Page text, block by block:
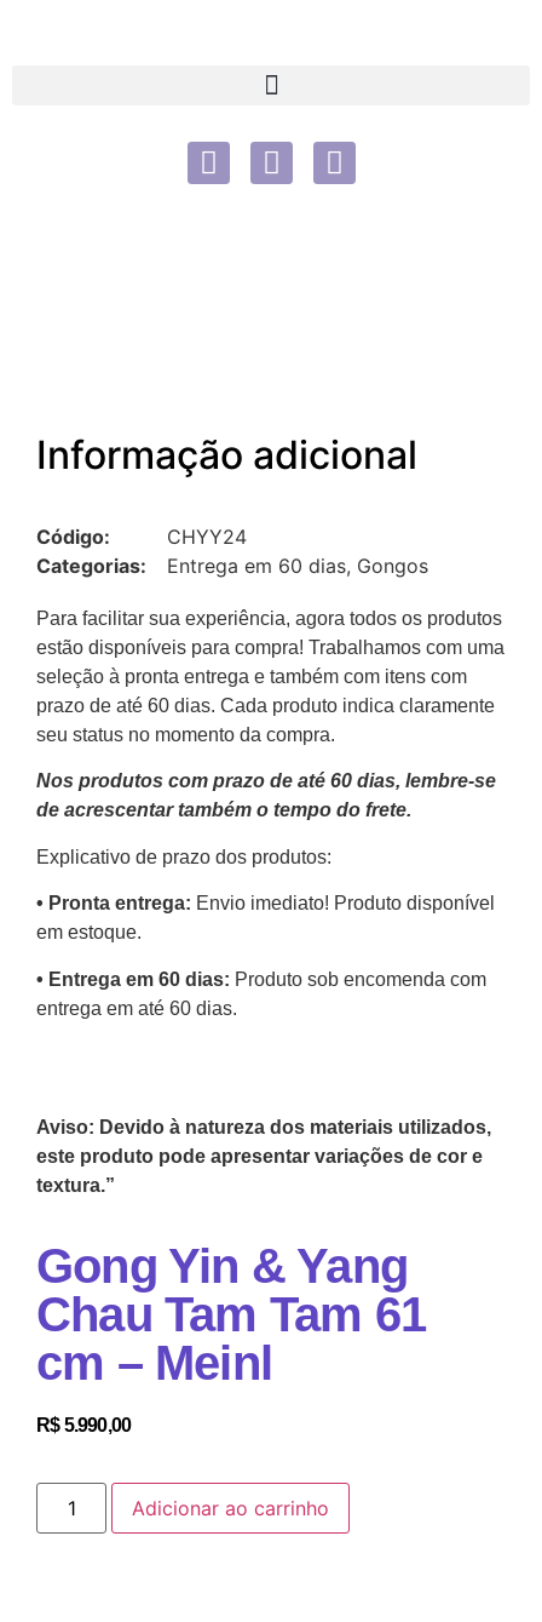
Informação adicional
Código:
CHYY24
Categorias:
Entrega em 60 dias, Gongos
Para facilitar sua experiência, agora todos os produtos
estão disponíveis para compra! Trabalhamos com uma
seleção à pronta entrega e também com itens com
prazo de até 60 dias. Cada produto indica claramente
seu status no momento da compra.
Nos produtos com prazo de até 60 dias, lembre-se
de acrescentar também o tempo do frete.
Explicativo de prazo dos produtos:
•⁠ ⁠Pronta entrega: Envio imediato! Produto disponível
em estoque.
•⁠ Entrega em 60 dias: Produto sob encomenda com
entrega em até 60 dias.
Aviso: Devido à natureza dos materiais utilizados,
este produto pode apresentar variações de cor e
textura.”
Gong Yin & Yang
Chau Tam Tam 61
cm – Meinl
R$5.990,00
Adicionar ao carrinho